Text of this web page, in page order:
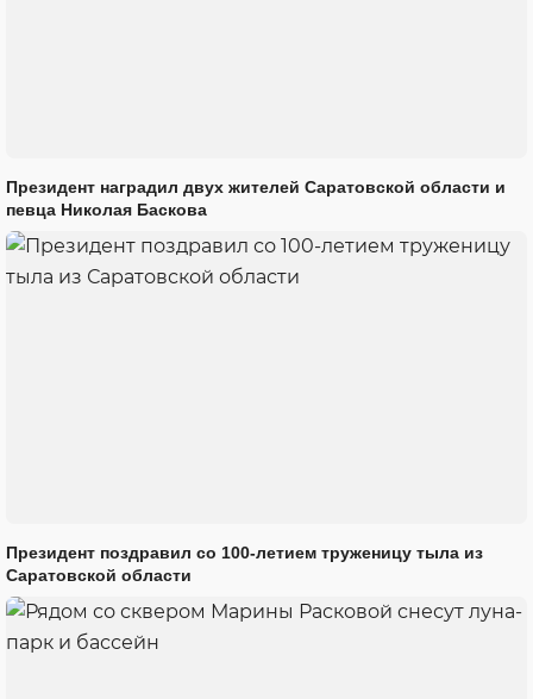
Президент наградил двух жителей Саратовской области и
певца Николая Баскова
Президент поздравил со 100-летием труженицу тыла из
Саратовской области